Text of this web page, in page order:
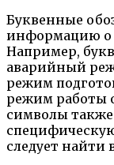
Буквенные
информацию о
Например,
аварийный
режим
режим работы
символы
следует найти